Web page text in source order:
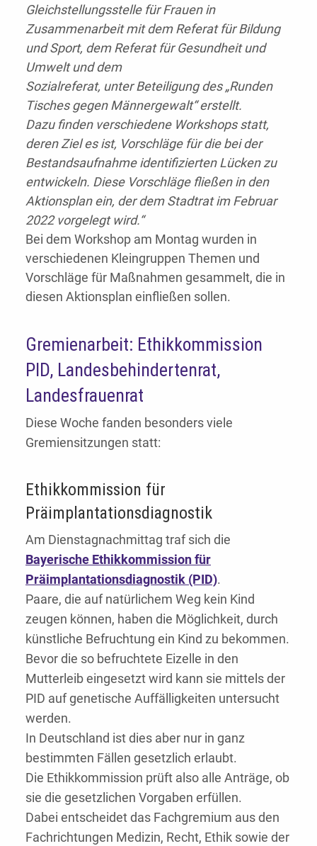
Gleichstellungsstelle für Frauen in
Zusammenarbeit mit dem Referat für Bildung
und Sport, dem Referat für Gesundheit und
Umwelt und dem
Sozialreferat, unter Beteiligung des „Runden
Tisches gegen Männergewalt“ erstellt.
Dazu finden verschiedene Workshops statt,
deren Ziel es ist, Vorschläge für die bei der
Bestandsaufnahme identifizierten Lücken zu
entwickeln. Diese Vorschläge fließen in den
Aktionsplan ein, der dem Stadtrat im Februar
2022 vorgelegt wird.“
Bei dem Workshop am Montag wurden in
verschiedenen Kleingruppen Themen und
Vorschläge für Maßnahmen gesammelt, die in
diesen Aktionsplan einfließen sollen.
Gremienarbeit: Ethikkommission
PID, Landesbehindertenrat,
Landesfrauenrat
Diese Woche fanden besonders viele
Gremiensitzungen statt:
Ethikkommission für
Präimplantationsdiagnostik
Am Dienstagnachmittag traf sich die
Bayerische Ethikkommission für
Präimplantationsdiagnostik (PID).
Paare, die auf natürlichem Weg kein Kind
zeugen können, haben die Möglichkeit, durch
künstliche Befruchtung ein Kind zu bekommen.
Bevor die so befruchtete Eizelle in den
Mutterleib eingesetzt wird kann sie mittels der
PID auf genetische Auffälligkeiten untersucht
werden.
In Deutschland ist dies aber nur in ganz
bestimmten Fällen gesetzlich erlaubt.
Die Ethikkommission prüft also alle Anträge, ob
sie die gesetzlichen Vorgaben erfüllen.
Dabei entscheidet das Fachgremium aus den
Fachrichtungen Medizin, Recht, Ethik sowie der